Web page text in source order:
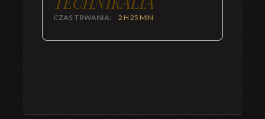
CZAS TRWANIA: 2 H 25 MIN